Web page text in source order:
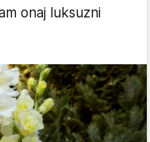
onaj luksuzni